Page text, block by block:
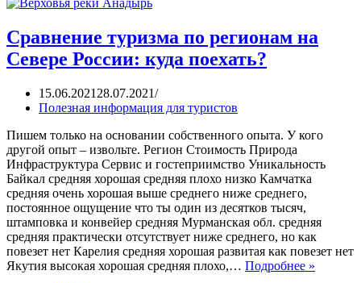
Сравнение туризма по регионам на
Севере России: куда поехать?
15.06.2021 28.07.2021
Полезная информация для туристов
Пишем только на основании собственного опыта. У кого
другой опыт – извольте. Регион Стоимость Природа
Инфраструктура Сервис и гостеприимство Уникальность
Байкал средняя хорошая средняя плохо низко Камчатка
средняя очень хорошая выше среднего ниже среднего,
постоянное ощущение что ты один из десятков тысяч,
штамповка и конвейер средняя Мурманская обл. средняя
средняя практически отсутствует ниже среднего, но как
повезет нет Карелия средняя хорошая развитая как повезет нет
Якутия высокая хорошая средняя плохо,… Подробнее »